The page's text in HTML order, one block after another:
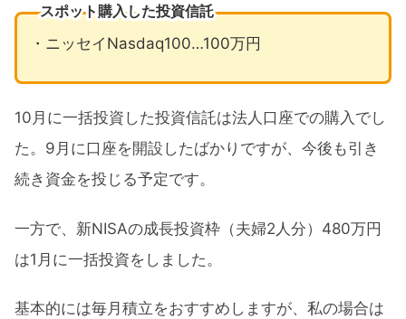
スポット購入した投資信託
・ニッセイNasdaq100…100万円
10月に一括投資した投資信託は法人口座での購入でし
た。9月に口座を開設したばかりですが、今後も引き
続き資金を投じる予定です。
一方で、新NISAの成長投資枠（夫婦2人分）480万円
は1月に一括投資をしました。
基本的には毎月積立をおすすめしますが、私の場合は